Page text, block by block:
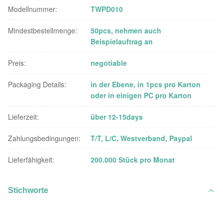
Modellnummer: TWPD010
Mindestbestellmenge:
50pcs, nehmen auch
Beispielauftrag an
Preis: negotiable
Packaging Details:
in der Ebene, in 1pcs pro Karton
oder in einigen PC pro Karton
Lieferzeit: über 12-15days
Zahlungsbedingungen: T/T, L/C, Westverband, Paypal
Lieferfähigkeit: 200.000 Stück pro Monat
Stichworte